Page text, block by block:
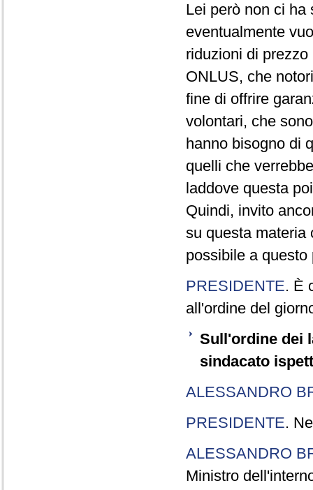
Lei però non ci ha
eventualmente
riduzioni di
ONLUS, che
fine di offrire
volontari, che
hanno bisogno di
quelli che
laddove questa
Quindi, invito
su questa materia
possibile a
PRESIDENTE. È
all'ordine del
Sull'ordine dei
sindacato
ALESSANDRO
PRESIDENTE.
ALESSANDRO
Ministro